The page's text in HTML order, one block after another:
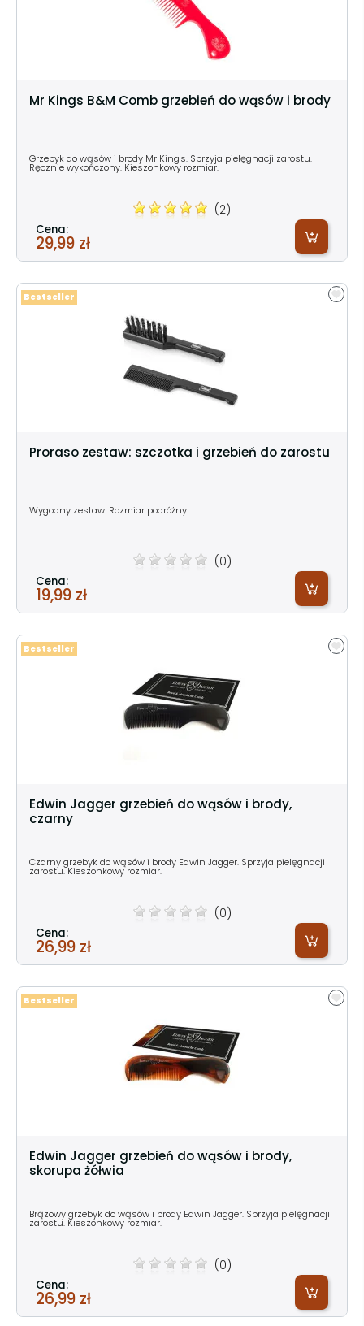
Mr Kings B&M Comb grzebień do wąsów i brody
Grzebyk do wąsów i brody Mr King's. Sprzyja pielęgnacji zarostu.
Ręcznie wykończony. Kieszonkowy rozmiar.
(2)
Cena:
29,99 zł
Proraso zestaw: szczotka i grzebień do zarostu
Wygodny zestaw. Rozmiar podróżny.
(0)
Cena:
19,99 zł
Bestseller
Edwin Jagger grzebień do wąsów i brody,
czarny
Czarny grzebyk do wąsów i brody Edwin Jagger. Sprzyja pielęgnacji
zarostu. Kieszonkowy rozmiar.
(0)
Cena:
26,99 zł
Bestseller
Edwin Jagger grzebień do wąsów i brody,
skorupa żółwia
Brązowy grzebyk do wąsów i brody Edwin Jagger. Sprzyja pielęgnacji
zarostu. Kieszonkowy rozmiar.
(0)
Cena:
26,99 zł
Bestseller